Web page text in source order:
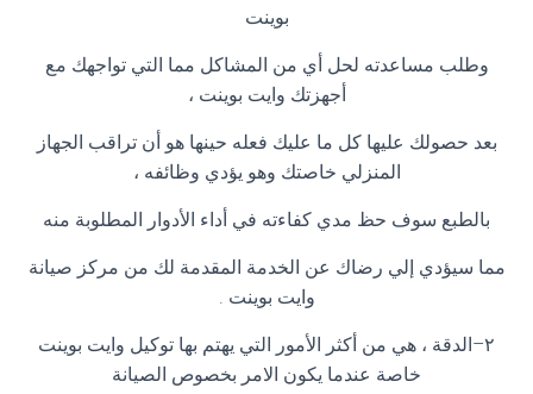
بوينت
وطلب مساعدته لحل أي من المشاكل مما التي تواجهك مع
أجهزتك وايت بوينت ،
بعد حصولك عليها كل ما عليك فعله حينها هو أن تراقب الجهاز
المنزلي خاصتك وهو يؤدي وظائفه ،
بالطبع سوف حظ مدي كفاءته في أداء الأدوار المطلوبة منه
مما سيؤدي إلي رضاك عن الخدمة المقدمة لك من مركز صيانة
وايت بوينت .
٢–الدقة ، هي من أكثر الأمور التي يهتم بها توكيل وايت بوينت
خاصة عندما يكون الامر بخصوص الصيانة